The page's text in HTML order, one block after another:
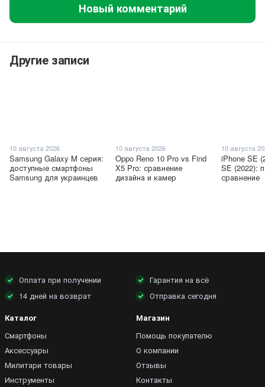
Новый комментарий
Другие записи
10 августа 2026
Samsung Galaxy M серия:
доступные смартфоны
Samsung для украинцев
10 августа 2026
Oppo Reno 10 Pro vs Find
X5 Pro: сравнение
дизайна и камер
10 августа
iPhone SE
SE (2022):
сравнение
Оплата при получении
Гарантия на всё
14 дней на возврат
Отправка сегодня
Каталог
Смартфоны
Аксессуары
Милитари товары
Инструменты
Магазин
Помощь покупателю
О компании
Отзывы
Контакты